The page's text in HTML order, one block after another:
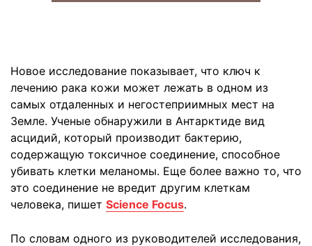
Новое исследование показывает, что ключ к
лечению рака кожи может лежать в одном из
самых отдаленных и негостеприимных мест на
Земле. Ученые обнаружили в Антарктиде вид
асцидий, который производит бактерию,
содержащую токсичное соединение, способное
убивать клетки меланомы. Еще более важно то, что
это соединение не вредит другим клеткам
человека, пишет Science Focus.
По словам одного из руководителей исследования,